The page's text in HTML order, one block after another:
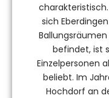
sich
befindet, ist
Einzelpersonen
beliebt. Im
Hochdorf an